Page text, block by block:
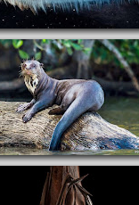
ماذا لو كانت الأرض مسطحة!
معلومات عن القضاعة العملاقة